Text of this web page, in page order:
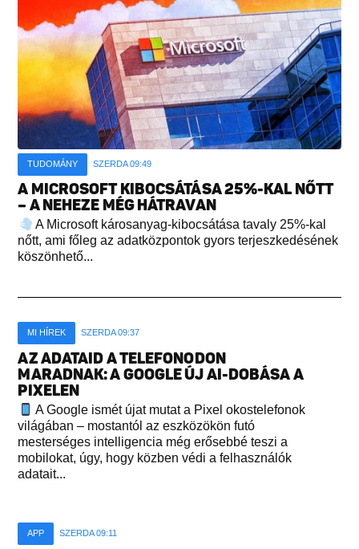
TUDOMÁNY SZERDA 09:49
A MICROSOFT KIBOCSÁTÁSA 25%-KAL NŐTT
– A NEHEZE MÉG HÁTRAVAN
A Microsoft károsanyag-kibocsátása tavaly 25%-kal
nőtt, ami főleg az adatközpontok gyors terjeszkedésének
köszönhető...
MI HÍREK SZERDA 09:37
AZ ADATAID A TELEFONODON
MARADNAK: A GOOGLE ÚJ AI-DOBÁSA A
PIXELEN
A Google ismét újat mutat a Pixel okostelefonok
világában – mostantól az eszközökön futó
mesterséges intelligencia még erősebbé teszi a
mobilokat, úgy, hogy közben védi a felhasználók
adatait...
APP SZERDA 09:11